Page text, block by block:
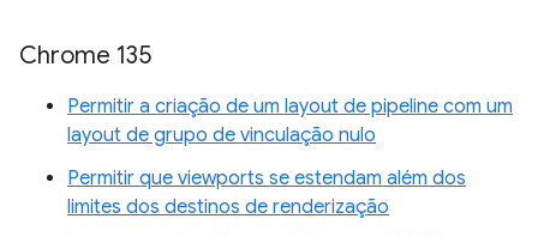
Chrome 135
Permitir a criação de um layout de pipeline com um
layout de grupo de vinculação nulo
Permitir que viewports se estendam além dos
limites dos destinos de renderização